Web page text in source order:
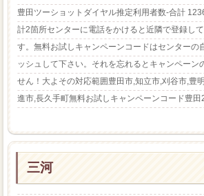
豊田ツーショットダイヤル推定利用者数-合計
計2箇所センターに電話をかけると近隣で登録し
す。無料お試しキャンペーンコードはセンターの
ッシュして下さい。それを忘れるとキャンペーン
せん！大よその対応範囲豊田市,知立市,刈谷市,豊
進市,長久手町無料お試しキャンペーンコード豊田
三河